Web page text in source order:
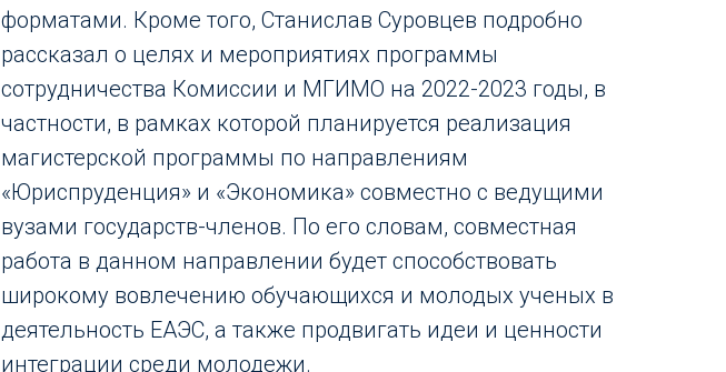
форматами. Кроме того, Станислав Суровцев подробно
рассказал о целях и мероприятиях программы
сотрудничества Комиссии и МГИМО на 2022-2023 годы, в
частности, в рамках которой планируется реализация
магистерской программы по направлениям
«Юриспруденция» и «Экономика» совместно с ведущими
вузами государств-членов. По его словам, совместная
работа в данном направлении будет способствовать
широкому вовлечению обучающихся и молодых ученых в
деятельность ЕАЭС, а также продвигать идеи и ценности
интеграции среди молодежи.